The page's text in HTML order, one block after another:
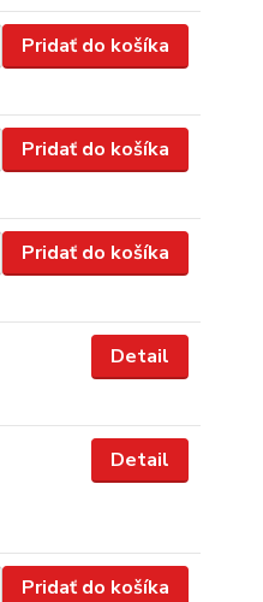
Pridať do košíka
Pridať do košíka
Pridať do košíka
Detail
Detail
Pridať do košíka